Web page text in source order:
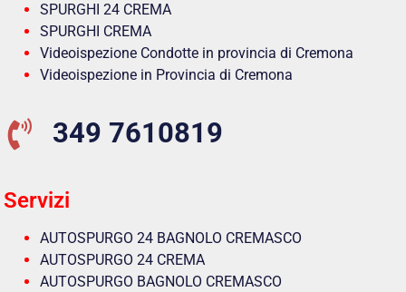
SPURGHI 24 CREMA
SPURGHI CREMA
Videoispezione Condotte in provincia di Cremona
Videoispezione in Provincia di Cremona
349 7610819
Servizi
AUTOSPURGO 24 BAGNOLO CREMASCO
AUTOSPURGO 24 CREMA
AUTOSPURGO BAGNOLO CREMASCO